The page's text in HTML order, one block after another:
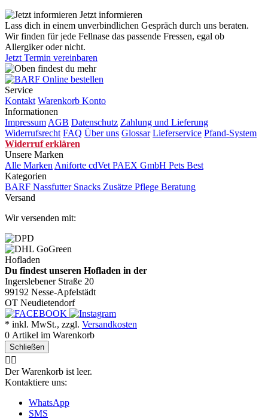
Jetzt informieren
Lass dich in einem unverbindlichen Gespräch durch uns beraten.
Wir finden für jede Fellnase das passende Fressen, egal ob
Allergiker oder nicht.
Jetzt Termin vereinbaren
Service
Kontakt Warenkorb Konto
Informationen
Impressum AGB Datenschutz Zahlung und Lieferung
Widerrufsrecht FAQ Über uns Glossar Lieferservice Pfand-System
Widerruf erklären
Unsere Marken
Alle Marken Aniforte cdVet PAEX GmbH Pets Best
Kategorien
BARF Nassfutter Snacks Zusätze Pflege Beratung
Versand
Wir versenden mit:
Hofladen
Du findest unseren Hofladen in der
Ingerslebener Straße 20
99192 Nesse-Apfelstädt
OT Neudietendorf
* inkl. MwSt., zzgl. Versandkosten
0 Artikel im Warenkorb
Schließen
🤷‍♂️
Der Warenkorb ist leer.
Kontaktiere uns:
WhatsApp
SMS